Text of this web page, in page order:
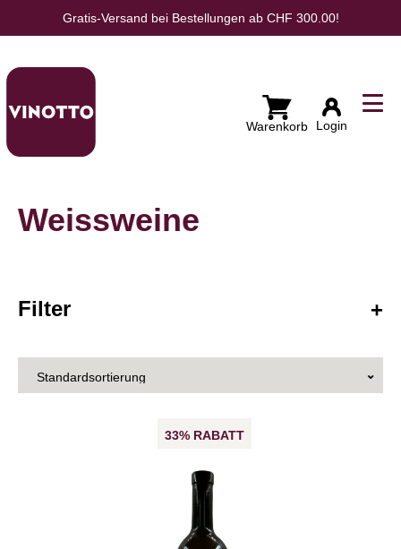
Gratis-Versand bei Bestellungen ab CHF 300.00!
Wunschliste Login
Weissweine
Filter
33% RABATT